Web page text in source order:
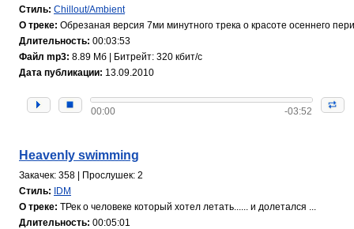
Стиль: Chillout/Ambient
О треке: Обрезаная версия 7ми минутного трека о красоте осеннего
Длительность: 00:03:53
Файл mp3: 8.89 Мб | Битрейт: 320 кбит/с
Дата публикации: 13.09.2010
00:00 -03:52
Heavenly swimming
Закачек: 358 | Прослушек: 2
Стиль: IDM
О треке: ТРек о человеке который хотел летать...... и долетался ...
Длительность: 00:05:01